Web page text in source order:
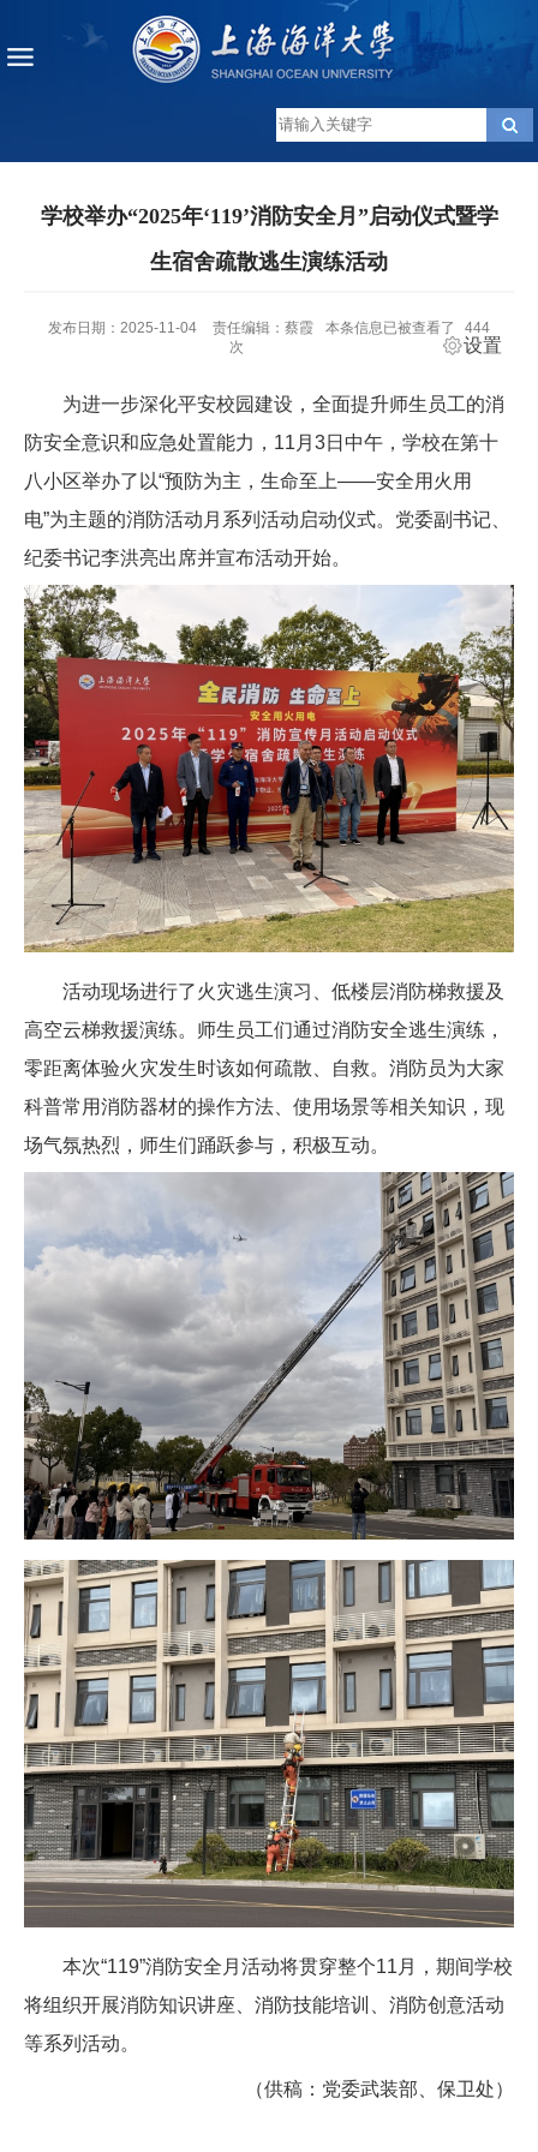
学校举办“2025年‘119’消防安全月”启动仪式暨学
生宿舍疏散逃生演练活动
发布日期：2025-11-04 责任编辑：蔡霞 本条信息已被查看了
444
次
设置
为进一步深化平安校园建设，全面提升师生员工的消
防安全意识和应急处置能力，11月3日中午，学校在第十
八小区举办了以“预防为主，生命至上——安全用火用
电”为主题的消防活动月系列活动启动仪式。党委副书记、
纪委书记李洪亮出席并宣布活动开始。
活动现场进行了火灾逃生演习、低楼层消防梯救援及
高空云梯救援演练。师生员工们通过消防安全逃生演练，
零距离体验火灾发生时该如何疏散、自救。消防员为大家
科普常用消防器材的操作方法、使用场景等相关知识，现
场气氛热烈，师生们踊跃参与，积极互动。
本次“119”消防安全月活动将贯穿整个11月，期间学校
将组织开展消防知识讲座、消防技能培训、消防创意活动
等系列活动。
（供稿：党委武装部、保卫处）